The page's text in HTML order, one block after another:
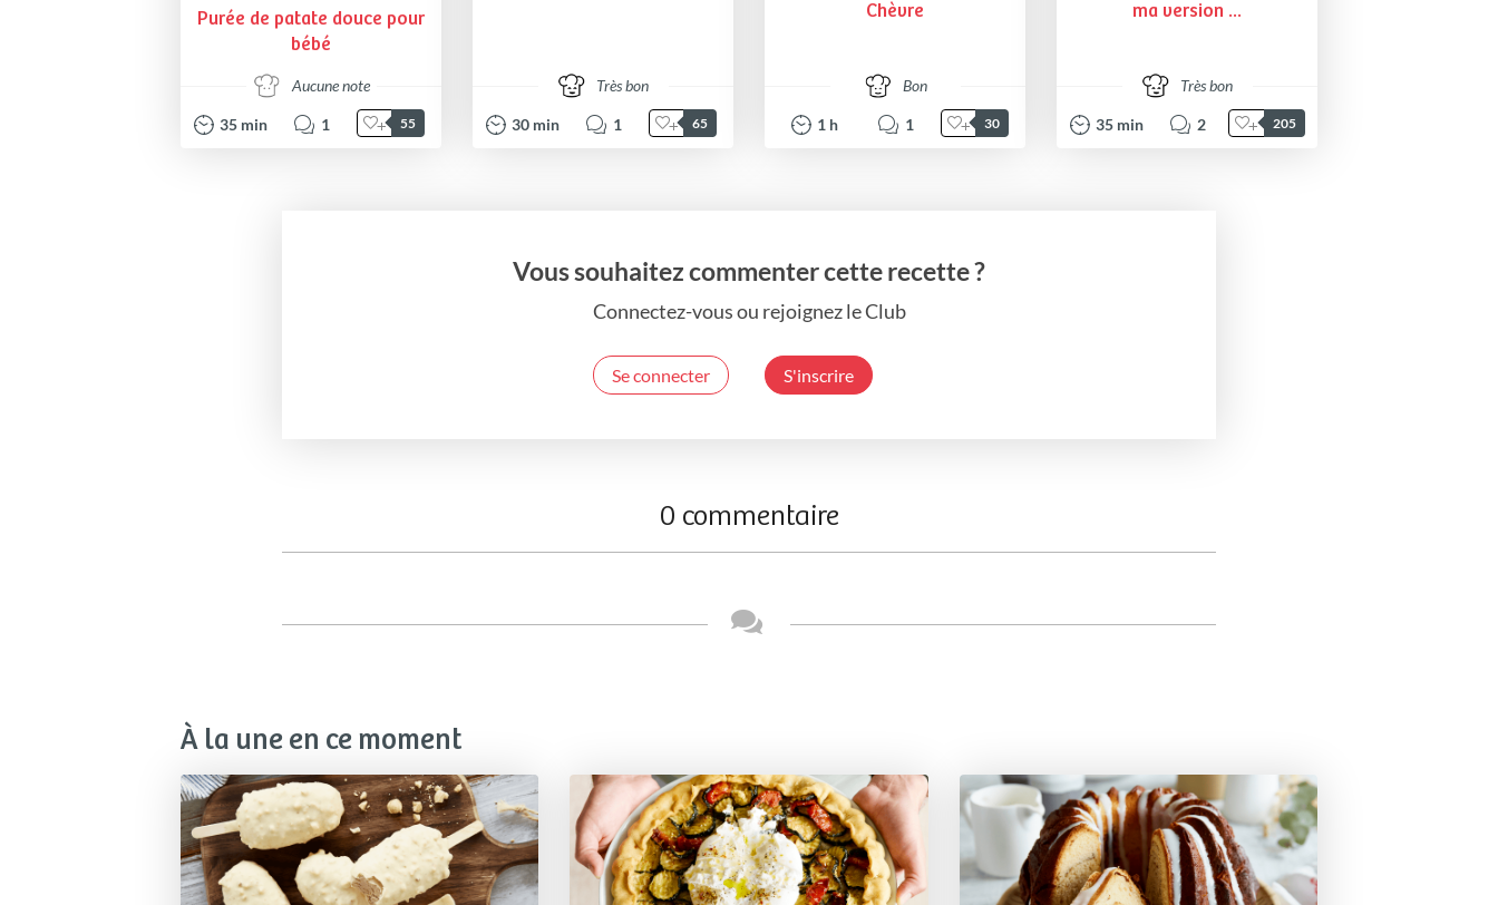
Purée de patate douce pour
bébé
Aucune note
35 min 1 55
Très bon
30 min 1 65
Chèvre
Bon
1 h 1 30
ma version ...
Très bon
35 min 2 205
Vous souhaitez commenter cette recette ?
Connectez-vous ou rejoignez le Club
Se connecter S'inscrire
0 commentaire
À la une en ce moment